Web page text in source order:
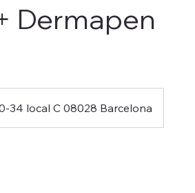
Dermapen
34 local C 08028 Barcelona